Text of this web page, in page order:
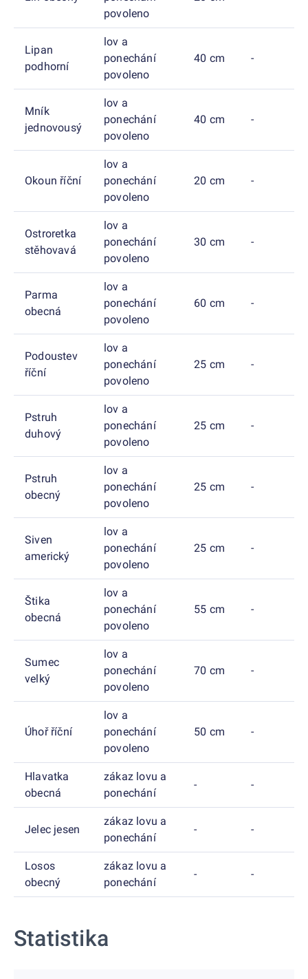
povoleno
Lipan
podhorní
lov a
ponechání
povoleno
40 cm -
Mník
jednovousý
lov a
ponechání
povoleno
40 cm -
Okoun říční
lov a
ponechání
povoleno
20 cm -
Ostroretka
stěhovavá
lov a
ponechání
povoleno
30 cm -
Parma
obecná
lov a
ponechání
povoleno
60 cm -
Podoustev
říční
lov a
ponechání
povoleno
25 cm -
Pstruh
duhový
lov a
ponechání
povoleno
25 cm -
Pstruh
obecný
lov a
ponechání
povoleno
25 cm -
Siven
americký
lov a
ponechání
povoleno
25 cm -
Štika
obecná
lov a
ponechání
povoleno
55 cm -
Sumec
velký
lov a
ponechání
povoleno
70 cm -
Úhoř říční
lov a
ponechání
povoleno
50 cm -
Hlavatka
obecná
zákaz lovu a
ponechání
- -
Jelec jesen
zákaz lovu a
ponechání
- -
Losos
obecný
zákaz lovu a
ponechání
- -
Statistika